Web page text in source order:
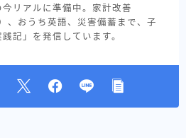
リアルに準備中。家計改善
、おうち英語、災害備蓄まで、子
記」を発信しています。